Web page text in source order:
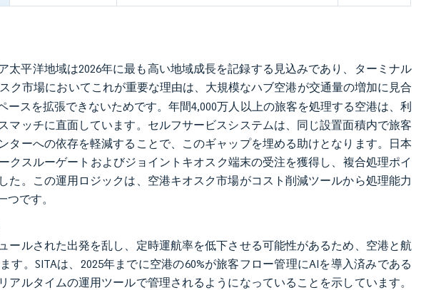
太平洋地域は2026年に最も高い地域成長を記録する見込みであり、ターミナル
ク市場においてこれが重要な理由は、大規模なハブ空港が交通量の増加に見合
ースを拡張できないためです。年間4,000万人以上の旅客を処理する空港は、利
マッチに直面しています。セルフサービスシステムは、同じ設置面積内で旅客
ターへの依存を軽減することで、このギャップを埋める助けとなります。日本
クスルーゲートおよびジョイントキオスク端末の受注を獲得し、複合処理ポイ
た。この運用ロジックは、空港キオスク市場がコスト削減ツールから処理能力
です。
ールされた出発を乱し、定時運航率を低下させる可能性があるため、空港と航
。SITAは、2025年までに空港の60%が旅客フロー管理にAIを導入済みである
ルタイムの運用ツールで管理されるようになっていることを示しています。